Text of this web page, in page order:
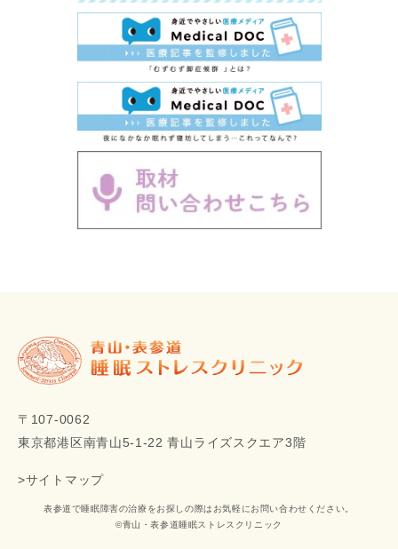
〒107-0062
東京都港区南青山5‐1‐22 青山ライズスクエア3階
>サイトマップ
表参道で睡眠障害の治療をお探しの際はお気軽にお問い合わせください。
©青山・表参道睡眠ストレスクリニック